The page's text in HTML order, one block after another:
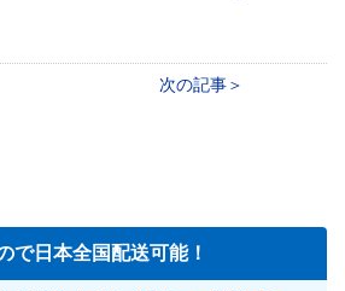
次の記事
で日本全国配送可能！